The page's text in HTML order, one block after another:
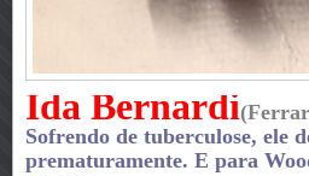
Ida Bernardi
Sofrendo de tuberculose, ele
prematuramente. E para